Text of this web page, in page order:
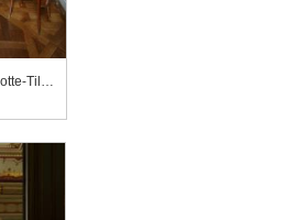
Château de La Motte-Tilly, salon bleu